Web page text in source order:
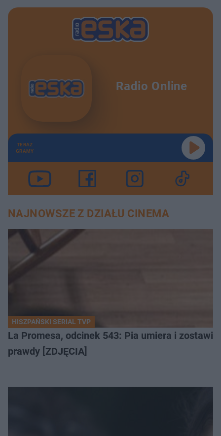
Radio Online
TERAZ
GRAMY
NAJNOWSZE Z DZIAŁU CINEMA
HISZPAŃSKI SERIAL TVP
La Promesa, odcinek 543: Pia umiera i
prawdy [ZDJĘCIA]